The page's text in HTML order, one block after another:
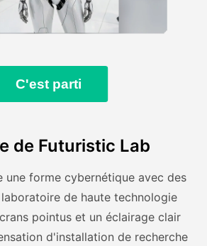
C'est parti
de Futuristic Lab
une forme cybernétique avec des
de haute technologie
pointus et un éclairage clair
d'installation de recherche